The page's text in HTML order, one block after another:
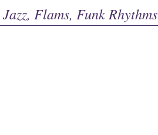
Flams, Funk Rhythms